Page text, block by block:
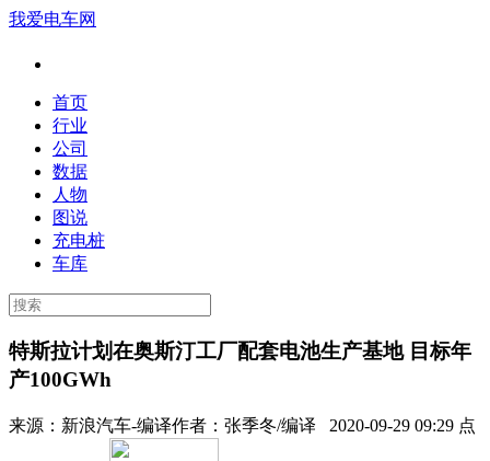
我爱电车网
首页
行业
公司
数据
人物
图说
充电桩
车库
特斯拉计划在奥斯汀工厂配套电池生产基地 目标年
产100GWh
来源： 新浪汽车-编译作者： 张季冬/编译 2020-09-29 09:29 点